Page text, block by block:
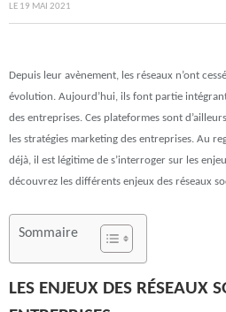
LE 19 MAI 2021
Depuis leur avènement, les réseaux n’ont
évolution. Aujourd’hui, ils font partie
des entreprises. Ces plateformes sont
les stratégies marketing des entreprises. Au
déjà, il est légitime de s’interroger sur les
découvrez les différents enjeux des réseaux
Sommaire
LES ENJEUX DES RÉSEAUX